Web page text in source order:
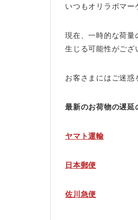
いつもオリラボマー
現在、一時的な荷
生じる可能性がござ
お客さまにはご迷惑
最新のお荷物の遅延
ヤマト運輸
日本郵便
佐川急便